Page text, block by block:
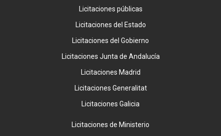
Licitaciones públicas
Licitaciones del Estado
Licitaciones del Gobierno
Licitaciones Junta de Andalucía
Licitaciones Madrid
Licitaciones Generalitat
Licitaciones Galicia
Licitaciones de Ministerio